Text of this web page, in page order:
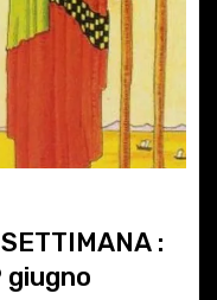
:
giugno